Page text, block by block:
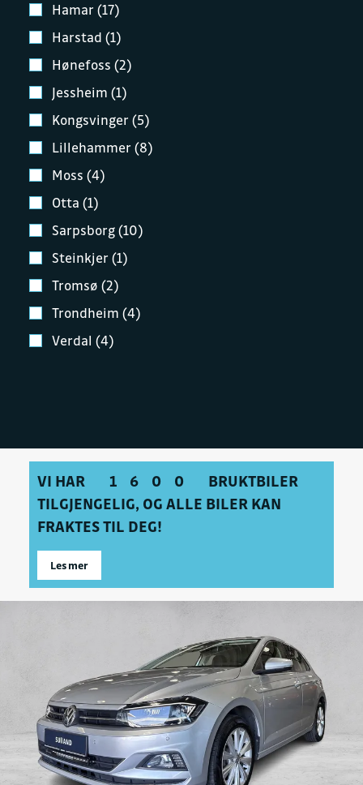
Hamar (17)
Harstad (1)
Hønefoss (2)
Jessheim (1)
Kongsvinger (5)
Lillehammer (8)
Moss (4)
Otta (1)
Sarpsborg (10)
Steinkjer (1)
Tromsø (2)
Trondheim (4)
Verdal (4)
VI HAR 1600
BRUKTBILER
TILGJENGELIG, OG ALLE BILER KAN
FRAKTES TIL DEG!
Les mer